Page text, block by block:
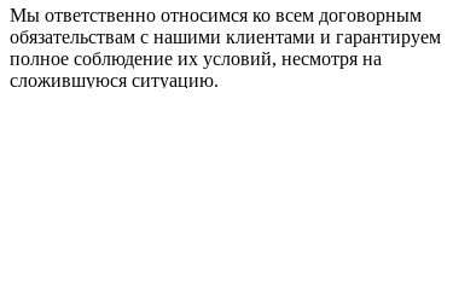
Мы ответственно относимся ко всем договорным
обязательствам с нашими клиентами и гарантируем
полное соблюдение их условий, несмотря на
сложившуюся ситуацию.